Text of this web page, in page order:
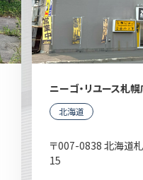
ニーゴ・リユース札
北海道
〒007-0838 北海道
15